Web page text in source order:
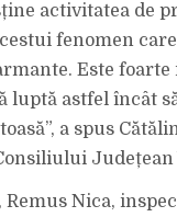
activitatea de
fenomen
Este
luptă astfel încât
a spus
Județean
Nica,